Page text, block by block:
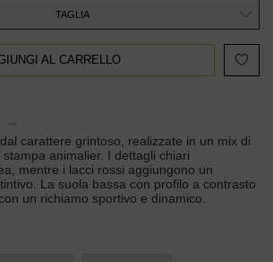
TAGLIA
AL CARRELLO
carattere grintoso, realizzate in un mix di
animalier. I dettagli chiari
mentre i lacci rossi aggiungono un
La suola bassa con profilo a contrasto
un richiamo sportivo e dinamico.